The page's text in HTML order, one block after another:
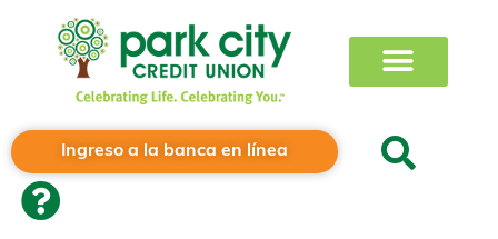
Ingreso a la banca en línea